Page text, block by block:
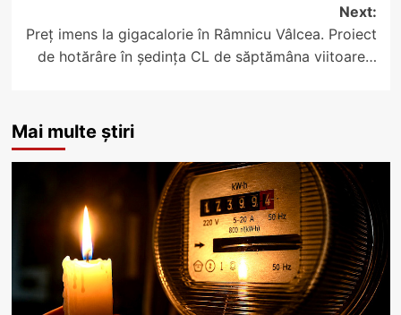
Next:
Preț imens la gigacalorie în Râmnicu Vâlcea. Proiect
de hotărâre în ședința CL de săptămâna viitoare…
Mai multe știri